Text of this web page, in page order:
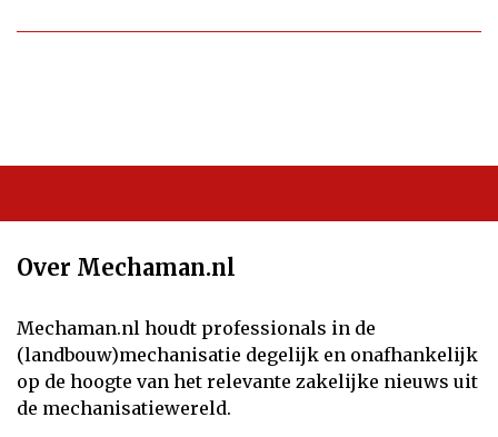
Over Mechaman.nl
Mechaman.nl houdt professionals in de
(landbouw)mechanisatie degelijk en onafhankelijk
op de hoogte van het relevante zakelijke nieuws uit
de mechanisatiewereld.